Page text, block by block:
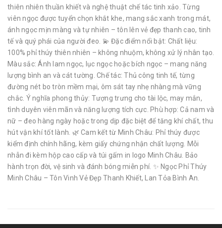
thiên nhiên thuần khiết và nghệ thuật chế tác tinh xảo. Từng
viên ngọc được tuyển chọn khắt khe, mang sắc xanh trong mát,
ánh ngọc mịn màng và tự nhiên – tôn lên vẻ đẹp thanh cao, tinh
tế và quý phái của người đeo. 💫 Đặc điểm nổi bật: Chất liệu:
100% phỉ thúy thiên nhiên – không nhuộm, không xử lý nhân tạo.
Màu sắc: Ánh lam ngọc, lục ngọc hoặc bích ngọc – mang năng
lượng bình an và cát tường. Chế tác: Thủ công tinh tế, từng
đường nét bo tròn mềm mại, ôm sát tay nhẹ nhàng mà vững
chắc. Ý nghĩa phong thủy: Tượng trưng cho tài lộc, may mắn,
tình duyên viên mãn và năng lượng tích cực. Phù hợp: Cả nam và
nữ – đeo hàng ngày hoặc trong dịp đặc biệt để tăng khí chất, thu
hút vận khí tốt lành. 🌿 Cam kết từ Minh Châu: Phỉ thúy được
kiểm định chính hãng, kèm giấy chứng nhận chất lượng. Mỗi
nhẫn đi kèm hộp cao cấp và túi gấm in logo Minh Châu. Bảo
hành trọn đời, vệ sinh và đánh bóng miễn phí. ✨ Ngọc Phỉ Thúy
Minh Châu – Tôn Vinh Vẻ Đẹp Thanh Khiết, Lan Tỏa Bình An.